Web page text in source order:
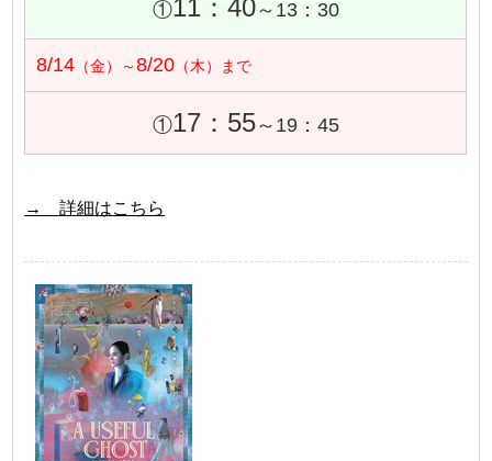
①11：40～13：30
8/14 （金）～8/20 （木）まで
①17：55～19：45
→ 詳細はこちら